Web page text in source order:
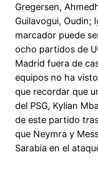
Gregersen,
Guilavogui, Oudin;
marcador puede
ocho partidos de
Madrid fuera de
equipos no ha
que recordar que
del PSG, Kylian
de este partido
que Neymra y
Sarabia en el